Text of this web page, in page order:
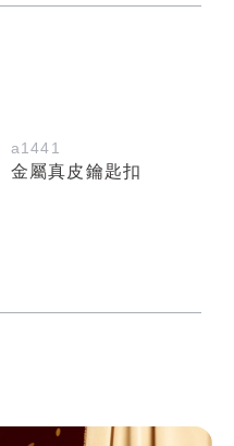
a1441
金屬真皮鑰匙扣